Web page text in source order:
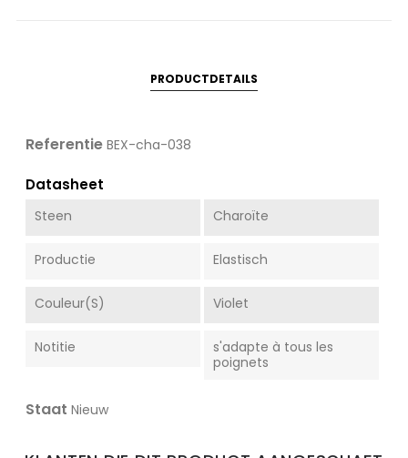
PRODUCTDETAILS
Referentie BEX-cha-038
Datasheet
Steen Charoïte
Productie Elastisch
Couleur(s) Violet
Notitie
s'adapte à tous les
poignets
Staat Nieuw